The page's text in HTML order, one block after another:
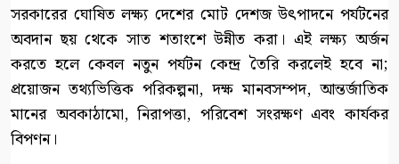
সরকারের ঘোষিত লক্ষ্য দেশের মোট দেশজ উৎপাদনে পর্যটনের
অবদান ছয় থেকে সাত শতাংশে উন্নীত করা। এই লক্ষ্য অর্জন
করতে হলে কেবল নতুন পর্যটন কেন্দ্র তৈরি করলেই হবে না;
প্রয়োজন তথ্যভিত্তিক পরিকল্পনা, দক্ষ মানবসম্পদ, আন্তর্জাতিক
মানের অবকাঠামো, নিরাপত্তা, পরিবেশ সংরক্ষণ এবং কার্যকর
বিপণন।